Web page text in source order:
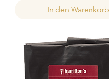
In den Warenkorb